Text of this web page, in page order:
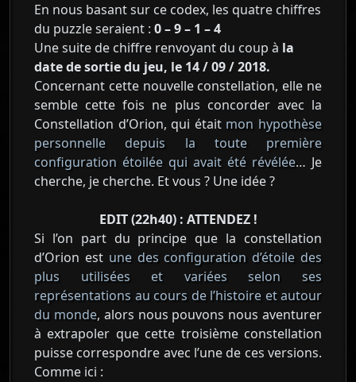
En nous basant sur ce codex, les quatre chiffres
du puzzle seraient : 0 – 9 – 1 – 4
Une suite de chiffre renvoyant du coup à la
date de sortie du jeu, le 14 / 09 / 2018.
Concernant cette nouvelle constellation, elle ne
semble cette fois ne plus concorder avec la
Constellation d’Orion, qui était mon hypothèse
personnelle depuis la toute première
configuration étoilée qui avait été révélée… Je
cherche, je cherche. Et vous ? Une idée ?
EDIT (22h40) : ATTENDEZ !
Si l’on part du principe que la constellation
d’Orion est une des configuration d’étoile des
plus utilisées et variées selon ses
représentations au cours de l’histoire et autour
du monde, alors nous pouvons nous aventurer
à extrapoler que cette troisième constellation
puisse correspondre avec l’une de ces versions.
Comme ici :